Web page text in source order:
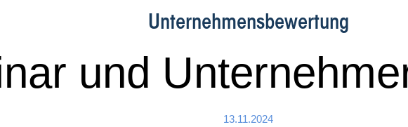
Unternehmensbewertung
und
13.11.2024